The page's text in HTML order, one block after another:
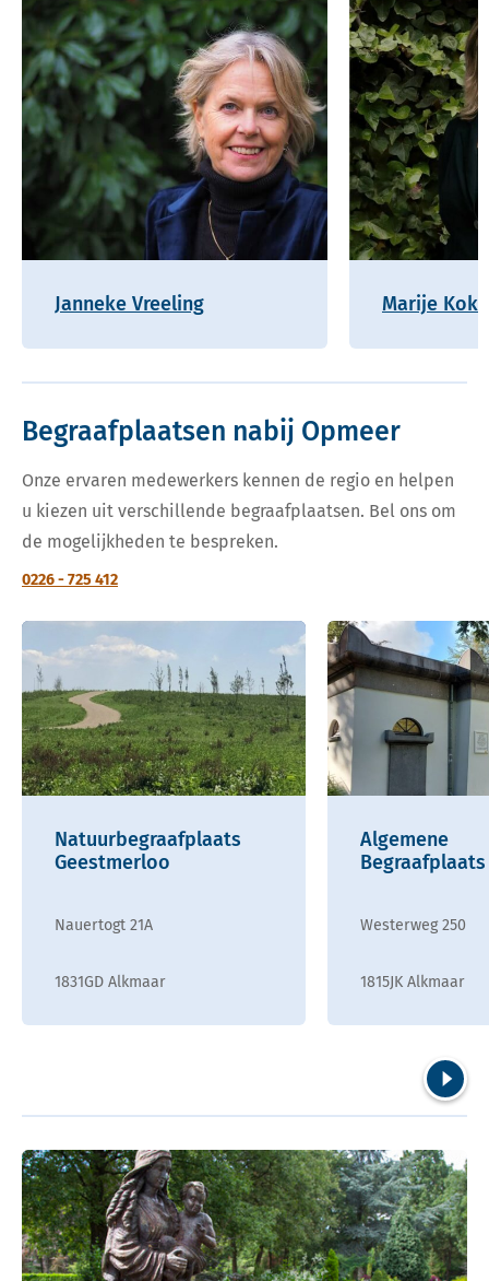
Janneke Vreeling Marije Kok
Begraafplaatsen nabij Opmeer
Onze ervaren medewerkers kennen de regio en helpen
u kiezen uit verschillende begraafplaatsen. Bel ons om
de mogelijkheden te bespreken.
0226 - 725 412
Natuurbegraafplaats
Geestmerloo
Nauertogt 21A
1831GD Alkmaar
Algemene
Westerweg 250
1815JK Alkmaar